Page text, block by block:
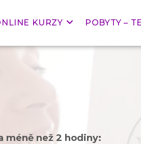
KURZY POBYTY –
méně než 2 hodiny: